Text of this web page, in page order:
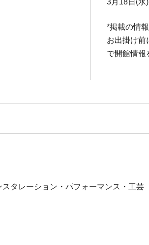
3月18日(水
*掲載の情
お出掛け前
で開館情報
タレーション・パフォーマンス・工芸